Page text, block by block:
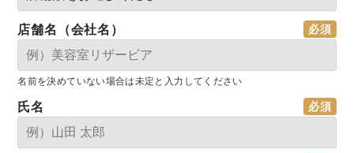
店舗名（会社名）
名前を決めていない場合は未定と入力してください
氏名